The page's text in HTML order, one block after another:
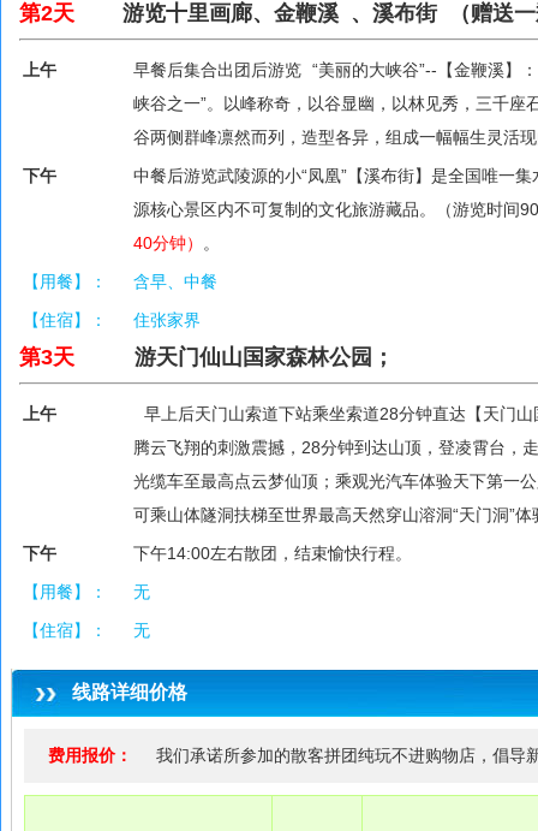
第2天 游览十里画廊、金鞭溪 、溪布街 （赠送
上午
早餐后集合出团后游览 “美丽的大峡谷”--【金鞭溪】
峡谷之一”。以峰称奇，以谷显幽，以林见秀，三千
谷两侧群峰凛然而列，造型各异，组成一幅幅生灵活
下午
中餐后游览武陵源的小“凤凰”【溪布街】是全国唯一
源核心景区内不可复制的文化旅游藏品。（游览时间
40分钟） 。
【用餐】：
含早、中餐
【住宿】：
住张家界
第3天 游天门仙山国家森林公园；
上午
早上后天门山索道下站乘坐索道28分钟直达【天门
腾云飞翔的刺激震撼，28分钟到达山顶，登凌霄台，
光缆车至最高点云梦仙顶；乘观光汽车体验天下第一
可乘山体隧洞扶梯至世界最高天然穿山溶洞“天门洞”
下午
下午14:00左右散团，结束愉快行程。
【用餐】：
无
【住宿】：
无
线路详细价格
费用报价： 我们承诺所参加的散客拼团纯玩不进购物店，倡导